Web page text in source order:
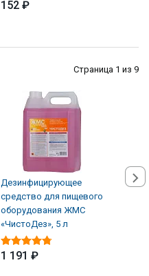
152 ₽
Страница 1 из 9
Дезинфицирующее
средство для пищевого
оборудования ЖМС
«ЧистоДез», 5 л
1 191 ₽